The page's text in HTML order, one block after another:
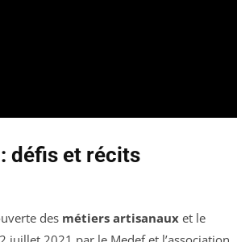
défis et récits
des métiers artisanaux et le